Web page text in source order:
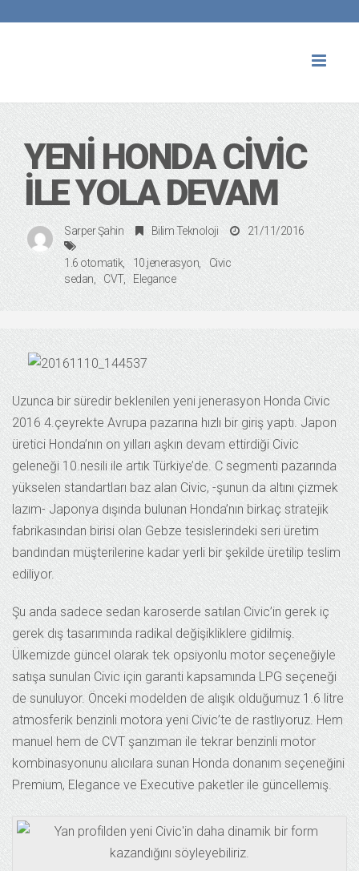
YENI HONDA CIVIC
ILE YOLA DEVAM
Sarper Şahin Bilim Teknoloji 21/11/2016
1.6 otomatik 10.jenerasyon
Civic
sedan
CVT Elegance
Uzunca bir süredir beklenilen yeni jenerasyon Honda Civic
2016 4.çeyrekte Avrupa pazarına hızlı bir giriş yaptı. Japon
üretici Honda’nın on yılları aşkın devam ettirdiği Civic
geleneği 10.nesili ile artık Türkiye’de. C segmenti pazarında
yükselen standartları baz alan Civic, -şunun da altını çizmek
lazım- Japonya dışında bulunan Honda’nın birkaç stratejik
fabrikasından birisi olan Gebze tesislerindeki seri üretim
bandından müşterilerine kadar yerli bir şekilde üretilip teslim
ediliyor.
Şu anda sadece sedan karoserde satılan Civic’in gerek iç
gerek dış tasarımında radikal değişikliklere gidilmiş.
Ülkemizde güncel olarak tek opsiyonlu motor seçeneğiyle
satışa sunulan Civic için garanti kapsamında LPG seçeneği
de sunuluyor. Önceki modelden de alışık olduğumuz 1.6 litre
atmosferik benzinli motora yeni Civic’te de rastlıyoruz. Hem
manuel hem de CVT şanzıman ile tekrar benzinli motor
kombinasyonunu alıcılara sunan Honda donanım seçeneğini
Premium, Elegance ve Executive paketler ile güncellemiş.